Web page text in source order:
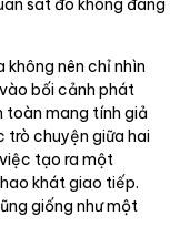
sát đó không đáng
không nên chỉ nhìn
bối cảnh phát
toàn mang tính giả
trò chuyện giữa hai
tạo ra một
khát giao tiếp.
giống như một